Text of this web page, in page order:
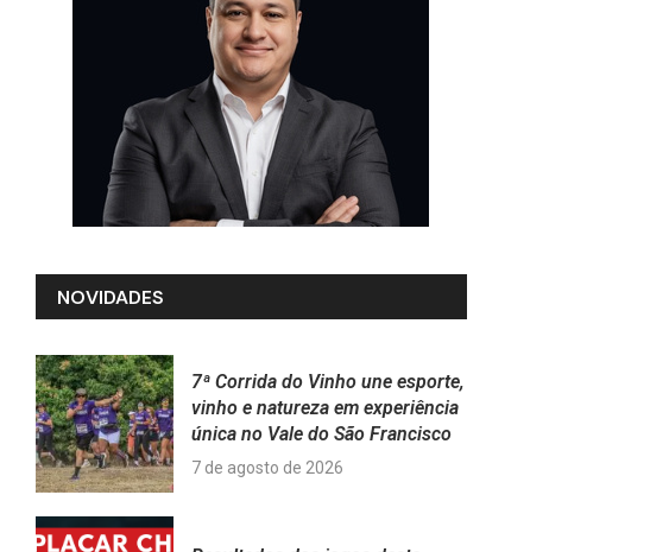
NOVIDADES
7ª Corrida do Vinho une esporte,
vinho e natureza em experiência
única no Vale do São Francisco
7 de agosto de 2026